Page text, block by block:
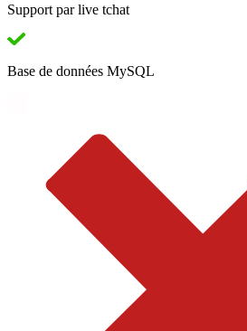
Support par live tchat
Base de données MySQL